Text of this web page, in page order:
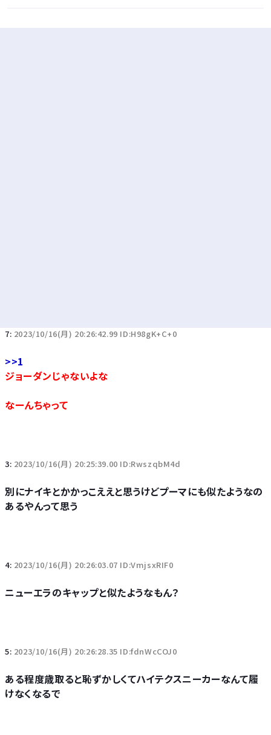
7: 2023/10/16(月) 20:26:42.99 ID:H98gK+C+0
>>1
ジョーダンじゃないよな
なーんちゃって
3: 2023/10/16(月) 20:25:39.00 ID:RwszqbM4d
別にナイキとかかっこええと思うけどプーマにも似たようなの
あるやんって思う
4: 2023/10/16(月) 20:26:03.07 ID:VmjsxRIF0
ニューエラのキャップと似たようなもん？
5: 2023/10/16(月) 20:26:28.35 ID:fdnWcCOJ0
ある程度歳取ると恥ずかしくてハイテクスニーカーなんて履
けなくなるで